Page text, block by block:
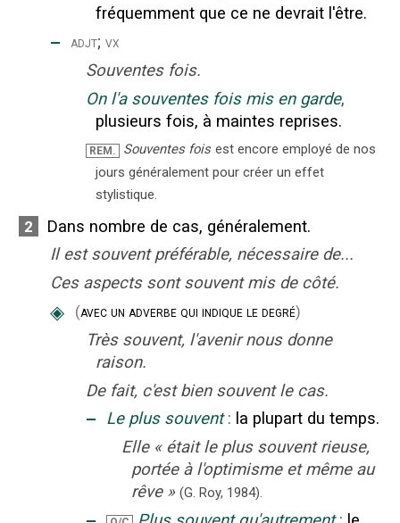
fréquemment que ce ne devrait l'être.
‒ adjt; vx
Souventes fois.
On l'a souventes fois mis en garde,
plusieurs fois, à maintes reprises.
REM. Souventes fois est encore employé de nos
jours généralement pour créer un effet
stylistique.
2
Dans nombre de cas, généralement.
Il est souvent préférable, nécessaire de...
Ces aspects sont souvent mis de côté.
◈ (avec un adverbe qui indique le degré)
Très souvent, l'avenir nous donne
raison.
De fait, c'est bien souvent le cas.
‒ Le plus souvent : la plupart du temps.
Elle « était le plus souvent rieuse,
portée à l'optimisme et même au
rêve » (G. Roy, 1984).